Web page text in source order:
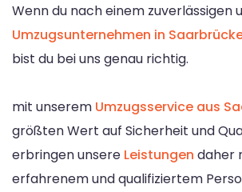
Wenn du nach einem zuverlässigen
Umzugsunternehmen in
bist du bei uns genau richtig.
mit unserem Umzugsservice aus
größten Wert auf Sicherheit und
erbringen unsere Leistungen daher
erfahrenem und qualifiziertem